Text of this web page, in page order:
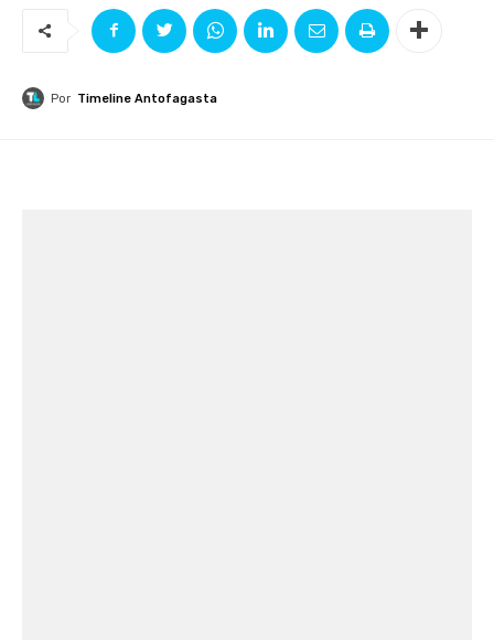
Por Timeline Antofagasta